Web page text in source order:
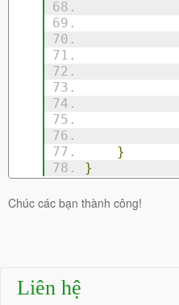
}
}
Chúc các bạn thành công!
Liên hệ